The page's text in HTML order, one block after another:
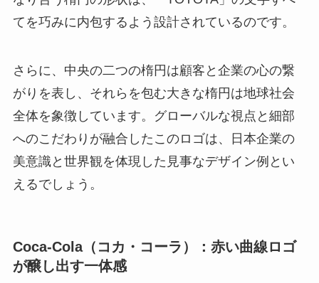
てを巧みに内包するよう設計されているのです。
さらに、中央の二つの楕円は顧客と企業の心の繋
がりを表し、それらを包む大きな楕円は地球社会
全体を象徴しています。グローバルな視点と細部
へのこだわりが融合したこのロゴは、日本企業の
美意識と世界観を体現した見事なデザイン例とい
えるでしょう。
Coca-Cola（コカ・コーラ）：赤い曲線ロゴ
が醸し出す一体感